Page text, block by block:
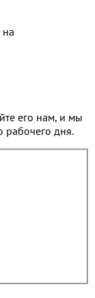
на
его нам, и мы
рабочего дня.